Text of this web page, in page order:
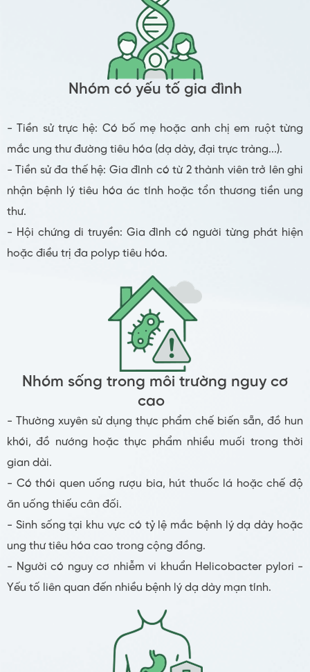
Nhóm có yếu tố gia đình
- Tiền sử trực hệ: Có bố mẹ hoặc anh chị em ruột từng
mắc ung thư đường tiêu hóa (dạ dày, đại trực tràng...).
- Tiền sử đa thế hệ: Gia đình có từ 2 thành viên trở lên ghi
nhận bệnh lý tiêu hóa ác tính hoặc tổn thương tiền ung
thư.
- Hội chứng di truyền: Gia đình có người từng phát hiện
hoặc điều trị đa polyp tiêu hóa.
Nhóm sống trong môi trường nguy cơ
cao
- Thường xuyên sử dụng thực phẩm chế biến sẵn, đồ hun
khói, đồ nướng hoặc thực phẩm nhiều muối trong thời
gian dài.
- Có thói quen uống rượu bia, hút thuốc lá hoặc chế độ
ăn uống thiếu cân đối.
- Sinh sống tại khu vực có tỷ lệ mắc bệnh lý dạ dày hoặc
ung thư tiêu hóa cao trong cộng đồng.
- Người có nguy cơ nhiễm vi khuẩn Helicobacter pylori -
Yếu tố liên quan đến nhiều bệnh lý dạ dày mạn tính.